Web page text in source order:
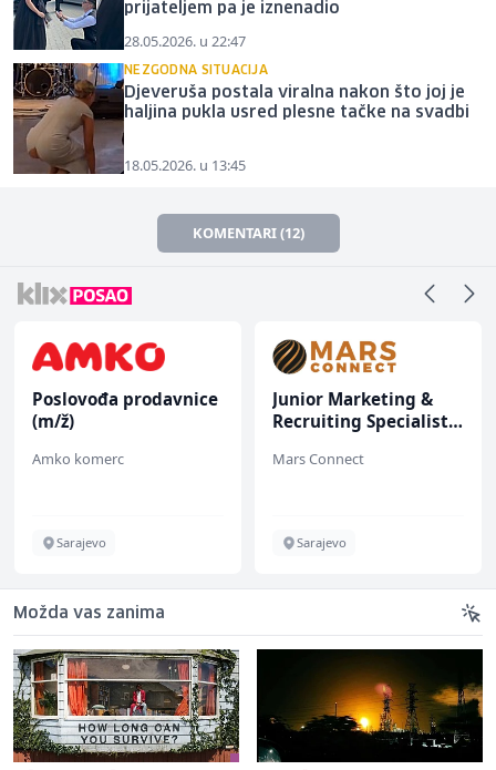
prijateljem pa je iznenadio
28.05.2026. u 22:47
NEZGODNA SITUACIJA
Djeveruša postala viralna nakon što joj je
haljina pukla usred plesne tačke na svadbi
18.05.2026. u 13:45
KOMENTARI (12)
Poslovođa prodavnice
(m/ž)
Amko komerc
Sarajevo
Junior Marketing &
Recruiting Specialist
Mars Connect
Sarajevo
Možda vas zanima